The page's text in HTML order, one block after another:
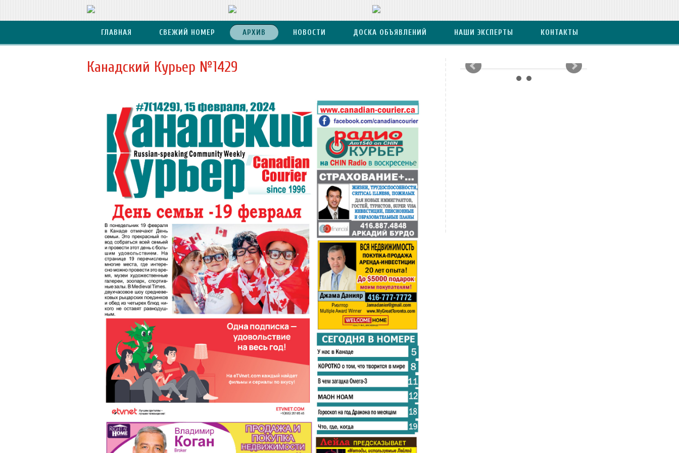
ГЛАВНАЯ СВЕЖИЙ НОМЕР АРХИВ НОВОСТИ ДОСКА ОБЪЯВЛЕНИЙ НАШИ ЭКСПЕРТЫ КОНТАКТЫ
Канадский Курьер №1429